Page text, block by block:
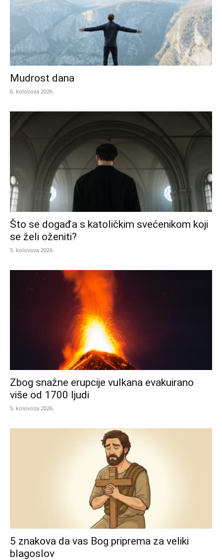
Mudrost dana
6. kolovoza 2026.
Što se događa s katoličkim svećenikom koji
se želi oženiti?
5. kolovoza 2026.
Zbog snažne erupcije vulkana evakuirano
više od 1700 ljudi
5. kolovoza 2026.
5 znakova da vas Bog priprema za veliki
blagoslov